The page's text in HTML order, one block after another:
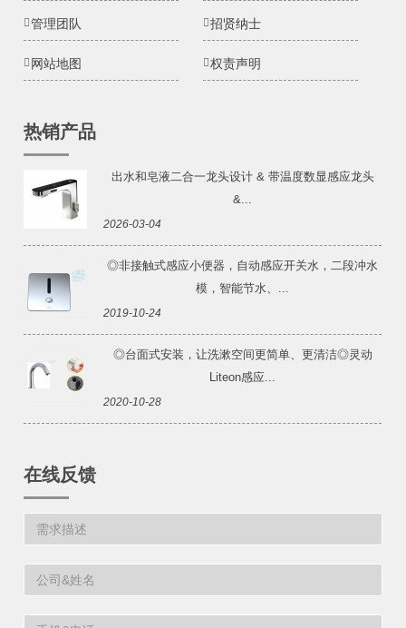
管理团队 招贤纳士
网站地图 权责声明
热销产品
出水和皂液二合一龙头设计 & 带温度数显感应龙头
&...
2026-03-04
◎非接触式感应小便器，自动感应开关水，二段冲水
模，智能节水、...
2019-10-24
◎台面式安装，让洗漱空间更简单、更清洁◎灵动
Liteon感应...
2020-10-28
在线反馈